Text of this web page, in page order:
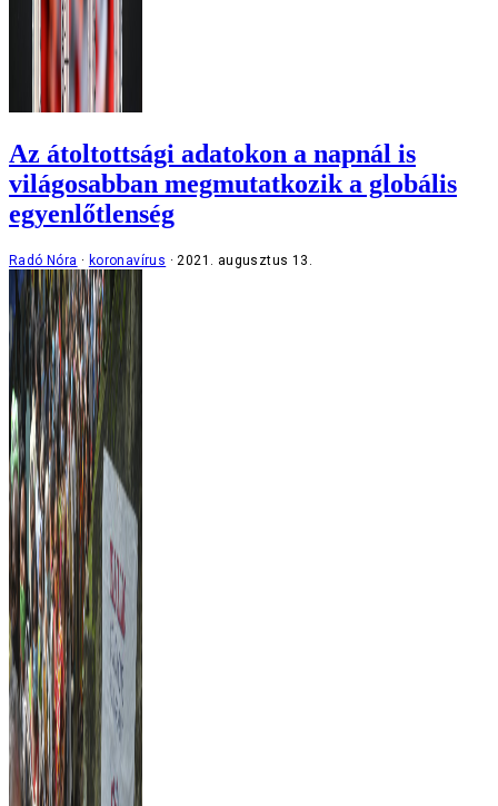
Az átoltottsági adatokon a napnál is
világosabban megmutatkozik a globális
egyenlőtlenség
Radó Nóra koronavírus 2021. augusztus 13.